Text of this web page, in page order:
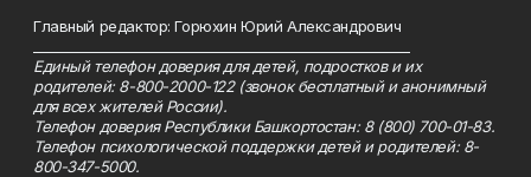
Главный редактор: Горюхин Юрий Александрович
Единый телефон доверия для детей, подростков и их
родителей: 8-800-2000-122 (звонок бесплатный и анонимный
для всех жителей России).
Телефон доверия Республики Башкортостан: 8 (800) 700-01-83.
Телефон психологической поддержки детей и родителей: 8-
800-347-5000.